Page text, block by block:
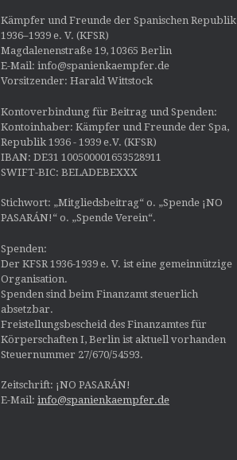
Kämpfer und Freunde der Spanischen Republik
1936–1939 e. V. (KFSR)
Magdalenenstraße 19, 10365 Berlin
E-Mail: info@spanienkaempfer.de
Vorsitzender: Harald Wittstock
Kontoverbindung für Beitrag und Spenden:
Kontoinhaber: Kämpfer und Freunde der Spa,
Republik 1936 - 1939 e.V. (KFSR)
IBAN: DE31 100500001653528911
SWIFT-BIC: BELADEBEXXX
Stichwort: „Mitgliedsbeitrag“ o. „Spende ¡NO
PASARÁN!“ o. „Spende Verein“.
Spenden:
Der KFSR 1936-1939 e. V. ist eine gemeinnützige
Organisation.
Spenden sind beim Finanzamt steuerlich
absetzbar.
Freistellungsbescheid des Finanzamtes für
Körperschaften I, Berlin ist aktuell vorhanden
Steuernummer 27/670/54593.
Zeitschrift: ¡NO PASARÁN!
E-Mail: info@spanienkaempfer.de